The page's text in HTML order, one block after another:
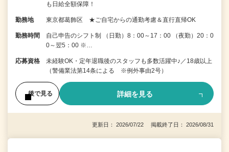
も日給全額保障！
勤務地 東京都葛飾区 ★ご自宅からの通勤考慮＆直行直帰OK
勤務時間
自己申告のシフト制 （日勤）8：00～17：00 （夜勤）20：0
0～翌5：00 ※…
応募資格
未経験OK・定年退職後のスタッフも多数活躍中♪／18歳以上
（警備業法第14条による ※例外事由2号）
後で見る 詳細を見る
更新日： 2026/07/22 掲載終了日： 2026/08/31